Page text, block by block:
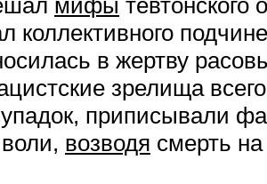
мифы тевтонского
коллективного
в жертву
зрелища
приписывали
возводя смерть